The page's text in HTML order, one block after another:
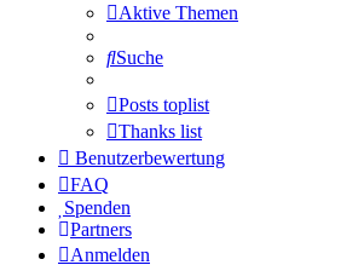
Aktive Themen
Suche
Posts toplist
Thanks list
Benutzerbewertung
FAQ
Spenden
Partners
Anmelden